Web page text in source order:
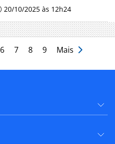
20/10/2025 às 12h24
6 7 8 9 Mais